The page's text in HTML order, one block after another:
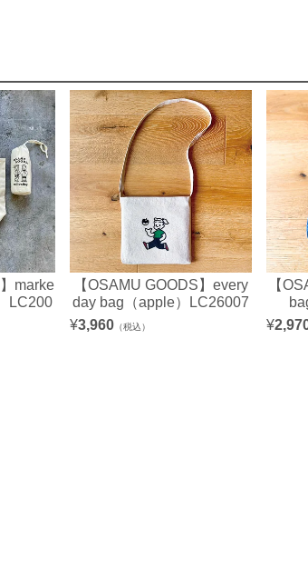
marke
LC200
【OSAMU GOODS】every
day bag（apple）LC26007
¥3,960 （税込）
【
¥